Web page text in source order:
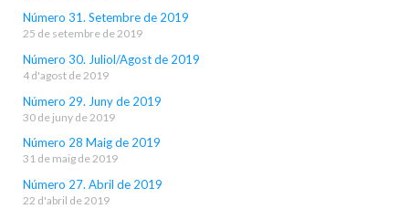
Número 31. Setembre de 2019
25 de setembre de 2019
Número 30. Juliol/Agost de 2019
4 d'agost de 2019
Número 29. Juny de 2019
30 de juny de 2019
Número 28 Maig de 2019
31 de maig de 2019
Número 27. Abril de 2019
22 d'abril de 2019